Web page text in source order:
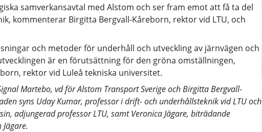
samverkansavtal med Alstom och ser fram emot att få ta del
kommenterar Birgitta Bergvall-Kåreborn, rektor vid LTU, och
och metoder för underhåll och utveckling av järnvägen och
är en förutsättning för den gröna omställningen,
rektor vid Luleå tekniska universitet.
Martebo, vd för Alstom Transport Sverige och Birgitta Bergvall-
syns Uday Kumar, professor i drift- och underhållsteknik vid LTU och
adjungerad professor LTU, samt Veronica Jägare, biträdande